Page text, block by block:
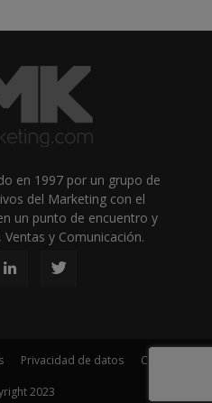
en 1997 por un grupo de
del Marketing con el
un punto de encuentro y
y Comunicación.
Privacidad de datos Contacto
2023